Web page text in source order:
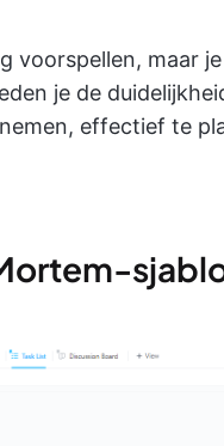
voorspellen, maar
je de
effectief te